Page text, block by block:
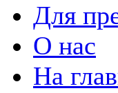
Для
О нас
На